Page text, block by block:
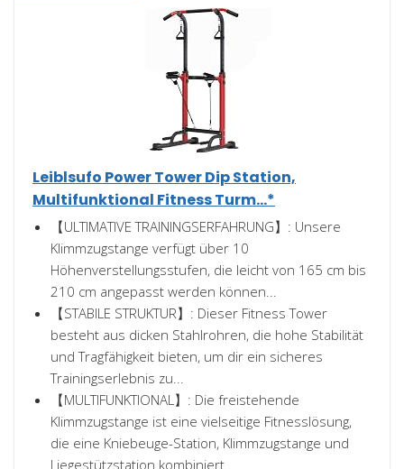
Leiblsufo Power Tower Dip Station,
Multifunktional Fitness Turm...*
【ULTIMATIVE TRAININGSERFAHRUNG】: Unsere
Klimmzugstange verfügt über 10
Höhenverstellungsstufen, die leicht von 165 cm bis
210 cm angepasst werden können...
【STABILE STRUKTUR】: Dieser Fitness Tower
besteht aus dicken Stahlrohren, die hohe Stabilität
und Tragfähigkeit bieten, um dir ein sicheres
Trainingserlebnis zu...
【MULTIFUNKTIONAL】: Die freistehende
Klimmzugstange ist eine vielseitige Fitnesslösung,
die eine Kniebeuge-Station, Klimmzugstange und
Liegestützstation kombiniert...